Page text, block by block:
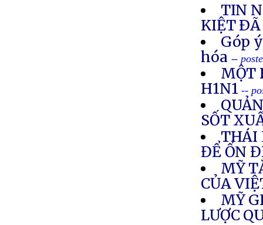
TIN
KIỆT
Góp
hóa --
MỘT
H1N1--
SỐT
THÁI
ĐỂ ỔN
MỸ
CỦA
MỸ
LƯỢC